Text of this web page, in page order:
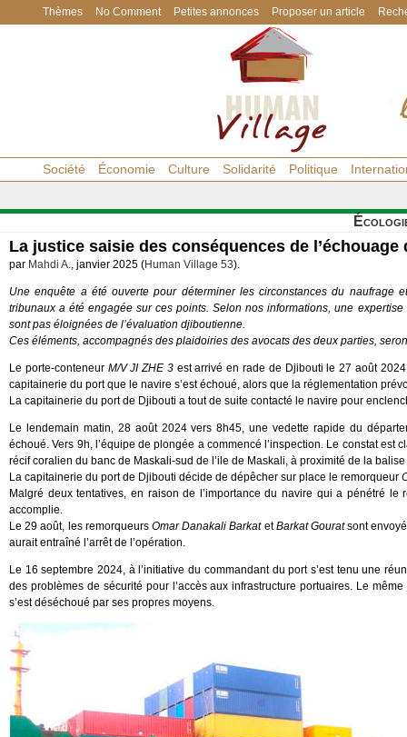
Thèmes No Comment Petites annonces Proposer un article
Société Économie Culture Solidarité Politique
La justice saisie des conséquences de l’échouage
par Mahdi A., janvier 2025 (Human Village 53).
Une enquête a été ouverte pour déterminer les circonstances du naufrage
tribunaux a été engagée sur ces points. Selon nos informations, une
sont pas éloignées de l’évaluation djiboutienne.
Ces éléments, accompagnés des plaidoiries des avocats des deux parties,
Le porte-conteneur M/V JI ZHE 3est arrivé en rade de Djibouti le 27 août
capitainerie du port que le navire s’est échoué, alors que la réglementation
La capitainerie du port de Djibouti a tout de suite contacté le navire pour
Le lendemain matin, 28 août 2024 vers 8h45, une vedette rapide du
échoué. Vers 9h, l’équipe de plongée a commencé l’inspection. Le constat
récif coralien du banc de Maskali-sud de l’ile de Maskali, à proximité de la
La capitainerie du port de Djibouti décide de dépêcher sur place le remorqueur
Malgré deux tentatives, en raison de l’importance du navire qui a pénétré
accomplie.
Le 29 août, les remorqueurs Omar Danakali BarkatetBarkat Gouratsont
aurait entraîné l’arrêt de l’opération.
Le 16 septembre 2024, à l’initiative du commandant du port s’est tenu une
des problèmes de sécurité pour l’accès aux infrastructure portuaires. Le
s’est déséchoué par ses propres moyens.